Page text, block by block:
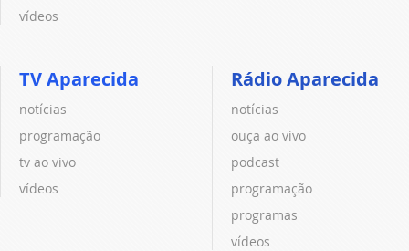
vídeos
TV Aparecida
notícias
programação
tv ao vivo
vídeos
Rádio Aparecida
notícias
ouça ao vivo
podcast
programação
programas
vídeos